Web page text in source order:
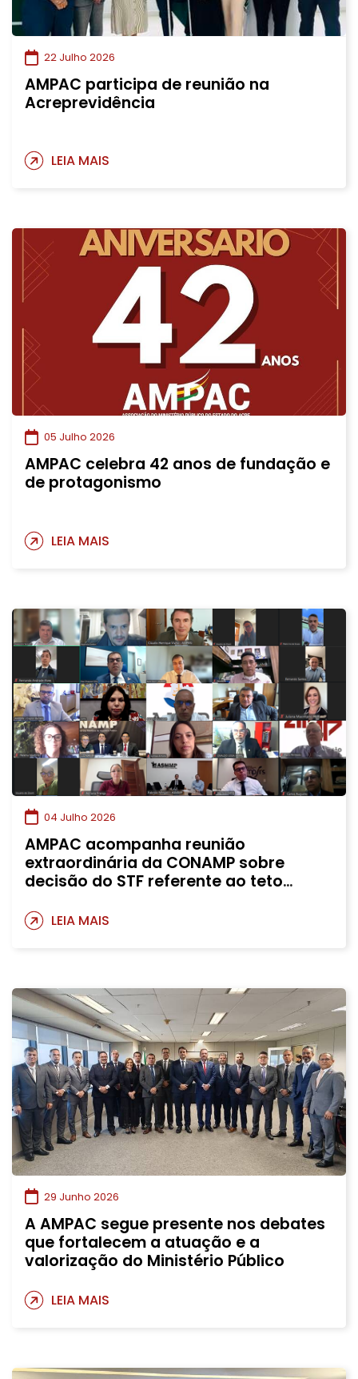
22 Julho 2026
AMPAC participa de reunião na
Acreprevidência
LEIA MAIS
05 Julho 2026
AMPAC celebra 42 anos de fundação e
de protagonismo
LEIA MAIS
04 Julho 2026
AMPAC acompanha reunião
extraordinária da CONAMP sobre
decisão do STF referente ao teto
LEIA MAIS
29 Junho 2026
A AMPAC segue presente nos debates
que fortalecem a atuação e a
valorização do Ministério Público
LEIA MAIS